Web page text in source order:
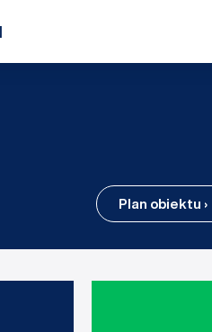
Plan obiektu ›